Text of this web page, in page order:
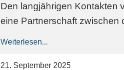
Den langjährigen Kontakten
eine Partnerschaft zwischen
Weiterlesen...
21. September 2025